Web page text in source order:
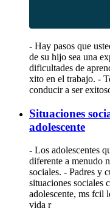
- Hay pasos que
de su hijo sea una
dificultades de
xito en el trabajo. -
conducir a ser
Situaciones
adolescente
- Los adolescentes
diferente a menudo
sociales. - Padres y
situaciones sociales
adolescente, ms fcil
vida r